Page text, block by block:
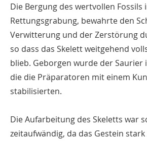
Die Bergung des wertvollen Fossils
Rettungsgrabung, bewahrte den
Verwitterung und der Zerstörung
so dass das Skelett weitgehend
blieb. Geborgen wurde der Saurier
die die Präparatoren mit einem
stabilisierten.
Die Aufarbeitung des Skeletts war
zeitaufwändig, da das Gestein